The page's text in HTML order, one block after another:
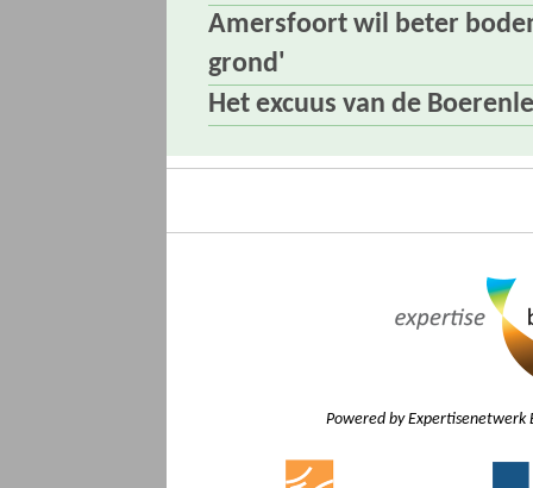
Amersfoort wil beter
grond'
Het excuus van de
Powered by Expertisenetwerk